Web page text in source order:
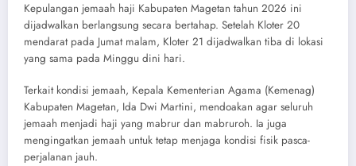
​Kepulangan jemaah haji Kabupaten Magetan tahun 2026 ini
dijadwalkan berlangsung secara bertahap. Setelah Kloter 20
mendarat pada Jumat malam, Kloter 21 dijadwalkan tiba di lokasi
yang sama pada Minggu dini hari.
​Terkait kondisi jemaah, Kepala Kementerian Agama (Kemenag)
Kabupaten Magetan, Ida Dwi Martini, mendoakan agar seluruh
jemaah menjadi haji yang mabrur dan mabruroh. Ia juga
mengingatkan jemaah untuk tetap menjaga kondisi fisik pasca-
perjalanan jauh.